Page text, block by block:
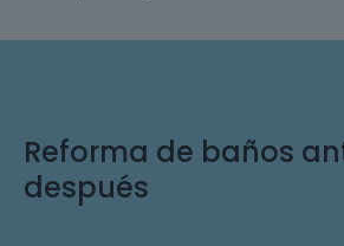
Reforma de baños
después